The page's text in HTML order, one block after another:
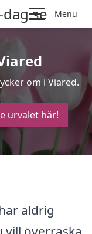
Menu
om i Viared.
urvalet här!
aldrig